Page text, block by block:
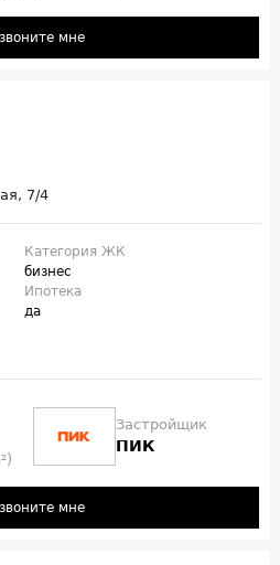
мне
7/4
Категория ЖК
бизнес
Ипотека
да
Застройщик
ПИК
мне